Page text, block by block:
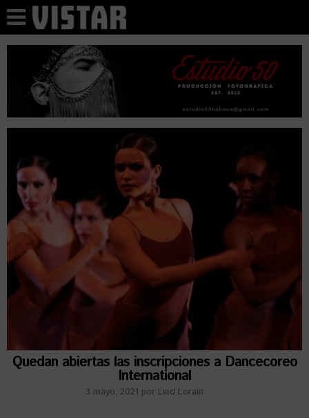
Quedan abiertas las inscripciones a Dancecoreo
International
3 mayo, 2021 por Lied Lorain